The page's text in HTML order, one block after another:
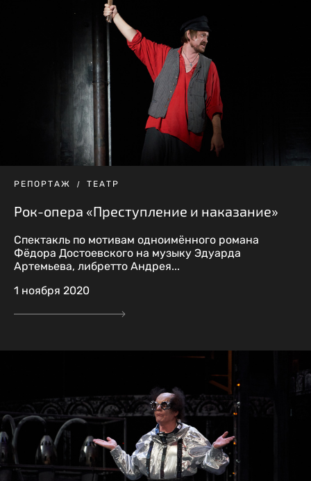
РЕПОРТАЖ ТЕАТР
Рок-опера «Преступление и наказание»
Спектакль по мотивам одноимённого романа
Фёдора Достоевского на музыку Эдуарда
Артемьева, либретто Андрея...
1 ноября 2020